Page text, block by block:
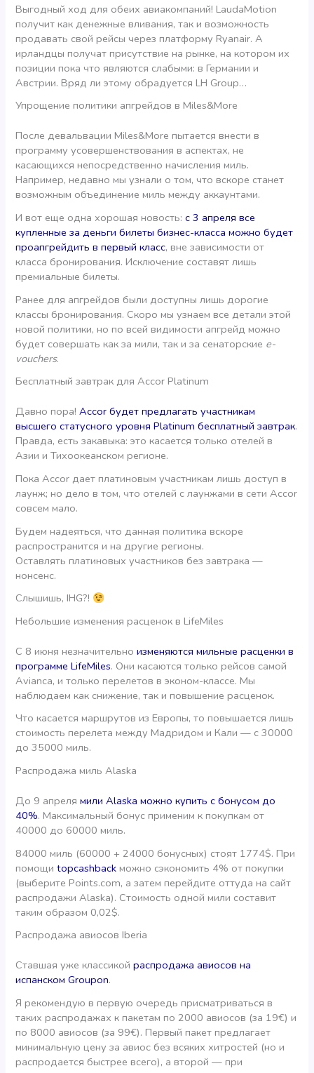
Выгодный ход для обеих авиакомпаний! LaudaMotion
получит как денежные вливания, так и возможность
продавать свой рейсы через платформу Ryanair. А
ирландцы получат присутствие на рынке, на котором их
позиции пока что являются слабыми: в Германии и
Австрии. Вряд ли этому обрадуется LH Group…
Упрощение политики апгрейдов в Miles&More
После девальвации Miles&More пытается внести в
программу усовершенствования в аспектах, не
касающихся непосредственно начисления миль.
Например, недавно мы узнали о том, что вскоре станет
возможным объединение миль между аккаунтами.
И вот еще одна хорошая новость:с 3 апреля все
купленные за деньги билеты бизнес-класса можно будет
проапгрейдить в первый класс, вне зависимости от
класса бронирования. Исключение составят лишь
премиальные билеты.
Ранее для апгрейдов были доступны лишь дорогие
классы бронирования. Скоро мы узнаем все детали этой
новой политики, но по всей видимости апгрейд можно
будет совершать как за мили, так и за сенаторские e-
vouchers.
Бесплатный завтрак для Accor Platinum
Давно пора!Accor будет предлагать участникам
высшего статусного уровня Platinum бесплатный завтрак.
Правда, есть закавыка: это касается только отелей в
Азии и Тихоокеанском регионе.
Пока Accor дает платиновым участникам лишь доступ в
лаунж; но дело в том, что отелей с лаунжами в сети Accor
совсем мало.
Будем надеяться, что данная политика вскоре
распространится и на другие регионы.
Оставлять платиновых участников без завтрака —
нонсенс.
Слышишь, IHG?!
Небольшие изменения расценок в LifeMiles
С 8 июня незначительноизменяются мильные расценки в
программе LifeMiles. Они касаются только рейсов самой
Avianca, и только перелетов в эконом-классе. Мы
наблюдаем как снижение, так и повышение расценок.
Что касается маршрутов из Европы, то повышается лишь
стоимость перелета между Мадридом и Кали — с 30000
до 35000 миль.
Распродажа миль Alaska
До 9 апрелямили Alaska можно купить с бонусом до
40%. Максимальный бонус применим к покупкам от
40000 до 60000 миль.
84000 миль (60000 + 24000 бонусных) стоят 1774$. При
помощиtopcashback можно сэкономить 4% от покупки
(выберите Points.com, а затем перейдите оттуда на сайт
распродажи Alaska). Стоимость одной мили составит
таким образом 0,02$.
Распродажа авиосов Iberia
Ставшая уже классикойраспродажа авиосов на
испанском Groupon.
Я рекомендую в первую очередь присматриваться в
таких распродажах к пакетам по 2000 авиосов (за 19€) и
по 8000 авиосов (за 99€). Первый пакет предлагает
минимальную цену за авиос без всяких хитростей (но и
распродается быстрее всего), а второй — при